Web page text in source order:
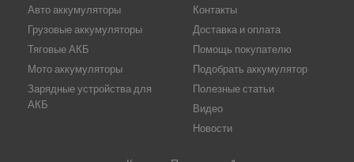
Авто аккумуляторы
Грузовые аккумуляторы
Тяговые АКБ
Мото аккумуляторы
Зарядные устройства для
АКБ
Контакты
Доставка и оплата
Помощь покупателю
Подобрать аккумулятор
Полезные статьи
Видео
Новости